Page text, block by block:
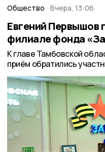
Общество Вчера, 13:06
Евгений Первышов
филиале фонда
К главе Тамбовской
приём обратились